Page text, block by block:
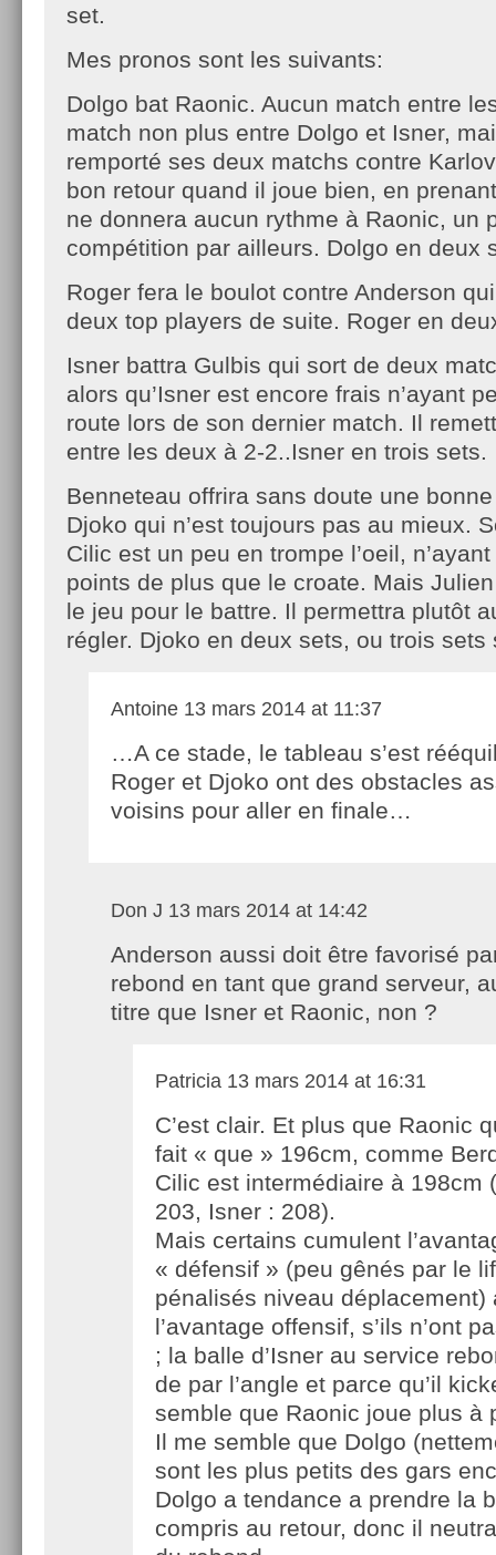
set.
Mes pronos sont les suivants:
Dolgo bat Raonic. Aucun match entre
match non plus entre Dolgo et Isner,
remporté ses deux matchs contre
bon retour quand il joue bien, en
ne donnera aucun rythme à Raonic, un
compétition par ailleurs. Dolgo en deux
Roger fera le boulot contre Anderson
deux top players de suite. Roger en
Isner battra Gulbis qui sort de deux
alors qu’Isner est encore frais n’ayant
route lors de son dernier match. Il
entre les deux à 2-2..Isner en trois sets.
Benneteau offrira sans doute une
Djoko qui n’est toujours pas au mieux.
Cilic est un peu en trompe l’oeil,
points de plus que le croate. Mais
le jeu pour le battre. Il permettra plutôt
régler. Djoko en deux sets, ou trois sets
Antoine 13 mars 2014 at 11:37
…A ce stade, le tableau s’est
Roger et Djoko ont des obstacles
voisins pour aller en finale…
Don J 13 mars 2014 at 14:42
Anderson aussi doit être favorisé
rebond en tant que grand serveur,
titre que Isner et Raonic, non ?
Patricia 13 mars 2014 at 16:31
C’est clair. Et plus que Raonic
fait « que » 196cm, comme
Cilic est intermédiaire à 198cm
203, Isner : 208).
Mais certains cumulent
« défensif » (peu gênés par le
pénalisés niveau déplacement)
l’avantage offensif, s’ils n’ont
; la balle d’Isner au service
de par l’angle et parce qu’il
semble que Raonic joue plus à
Il me semble que Dolgo
sont les plus petits des gars
Dolgo a tendance a prendre la
compris au retour, donc il